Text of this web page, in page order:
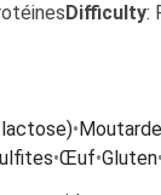
Difficulty:
•Moutarde
•Œuf•Gluten•